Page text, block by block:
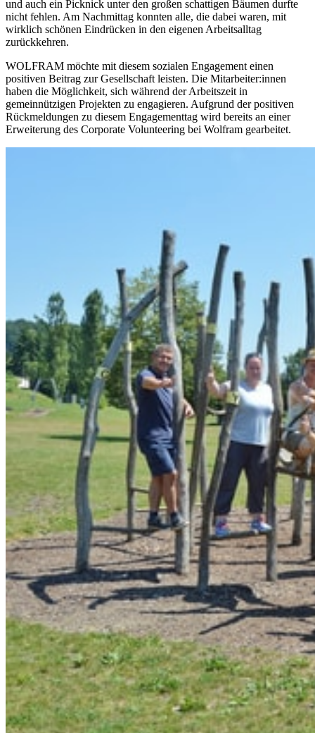
und auch ein Picknick unter den großen schattigen Bäumen durfte
nicht fehlen. Am Nachmittag konnten alle, die dabei waren, mit
wirklich schönen Eindrücken in den eigenen Arbeitsalltag
zurückkehren.
WOLFRAM möchte mit diesem sozialen Engagement einen
positiven Beitrag zur Gesellschaft leisten. Die Mitarbeiter:innen
haben die Möglichkeit, sich während der Arbeitszeit in
gemeinnützigen Projekten zu engagieren. Aufgrund der positiven
Rückmeldungen zu diesem Engagementtag wird bereits an einer
Erweiterung des Corporate Volunteering bei Wolfram gearbeitet.